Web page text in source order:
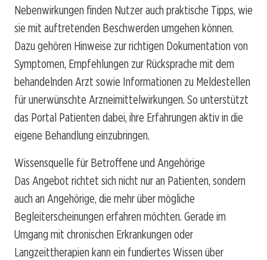
Nebenwirkungen finden Nutzer auch praktische Tipps, wie
sie mit auftretenden Beschwerden umgehen können.
Dazu gehören Hinweise zur richtigen Dokumentation von
Symptomen, Empfehlungen zur Rücksprache mit dem
behandelnden Arzt sowie Informationen zu Meldestellen
für unerwünschte Arzneimittelwirkungen. So unterstützt
das Portal Patienten dabei, ihre Erfahrungen aktiv in die
eigene Behandlung einzubringen.
Wissensquelle für Betroffene und Angehörige
Das Angebot richtet sich nicht nur an Patienten, sondern
auch an Angehörige, die mehr über mögliche
Begleiterscheinungen erfahren möchten. Gerade im
Umgang mit chronischen Erkrankungen oder
Langzeittherapien kann ein fundiertes Wissen über